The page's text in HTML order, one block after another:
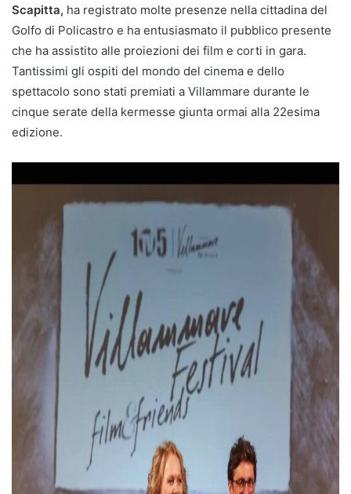
Scapitta, ha registrato molte presenze nella cittadina del
Golfo di Policastro e ha entusiasmato il pubblico presente
che ha assistito alle proiezioni dei film e corti in gara.
Tantissimi gli ospiti del mondo del cinema e dello
spettacolo sono stati premiati a Villammare durante le
cinque serate della kermesse giunta ormai alla 22esima
edizione.